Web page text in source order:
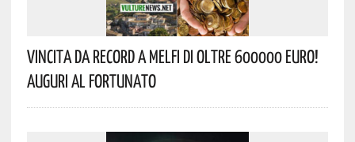
Vincita Da Record A Melfi Di Oltre 600000 Euro!
Auguri Al Fortunato